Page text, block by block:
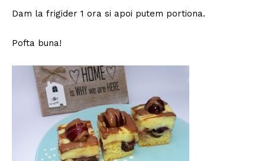
Dam la frigider 1 ora si apoi putem portiona.
Pofta buna!